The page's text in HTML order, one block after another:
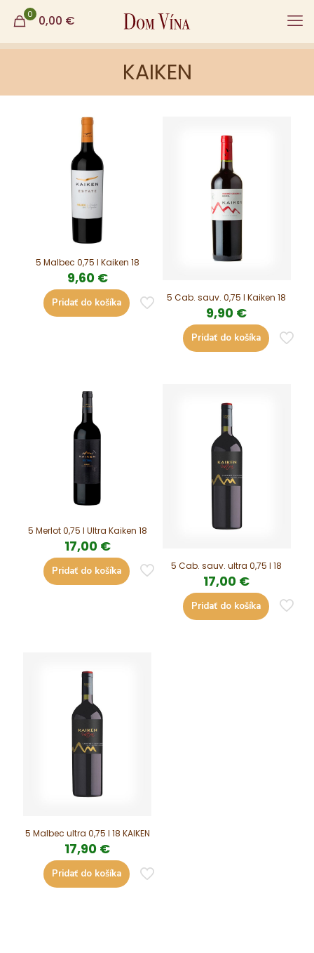
0 0,00 €
KAIKEN
5 Malbec 0,75 l Kaiken 18
9,60 €
Pridať do košíka 5 Cab. sauv. 0,75 l Kaiken 18
9,90 €
Pridať do košíka
5 Merlot 0,75 l Ultra Kaiken 18
17,00 €
Pridať do košíka 5 Cab. sauv. ultra 0,75 l 18
17,00 €
Pridať do košíka
5 Malbec ultra 0,75 l 18 KAIKEN
17,90 €
Pridať do košíka